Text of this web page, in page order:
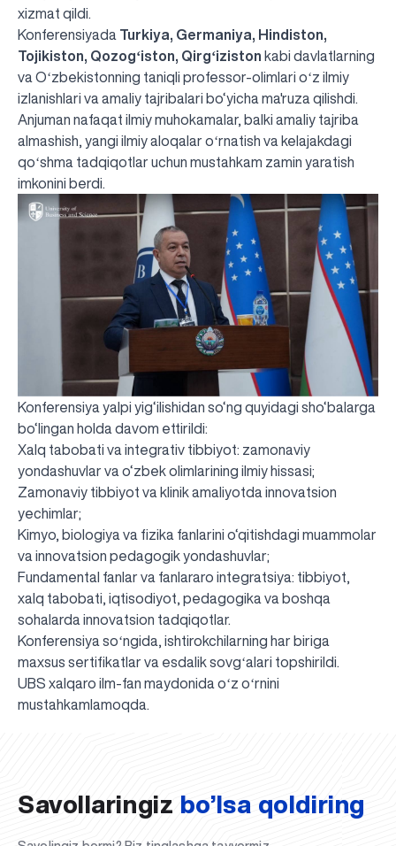
xizmat qildi.
Konferensiyada Turkiya, Germaniya, Hindiston,
Tojikiston, Qozogʻiston, Qirgʻiziston kabi davlatlarning
va Oʻzbekistonning taniqli professor-olimlari oʻz ilmiy
izlanishlari va amaliy tajribalari bo‘yicha ma'ruza qilishdi.
Anjuman nafaqat ilmiy muhokamalar, balki amaliy tajriba
almashish, yangi ilmiy aloqalar oʻrnatish va kelajakdagi
qoʻshma tadqiqotlar uchun mustahkam zamin yaratish
imkonini berdi.
Konferensiya yalpi yig‘ilishidan so‘ng quyidagi sho‘balarga
bo‘lingan holda davom ettirildi:
Xalq tabobati va integrativ tibbiyot: zamonaviy
yondashuvlar va o‘zbek olimlarining ilmiy hissasi;
Zamonaviy tibbiyot va klinik amaliyotda innovatsion
yechimlar;
Kimyo, biologiya va fizika fanlarini o‘qitishdagi muammolar
va innovatsion pedagogik yondashuvlar;
Fundamental fanlar va fanlararo integratsiya: tibbiyot,
xalq tabobati, iqtisodiyot, pedagogika va boshqa
sohalarda innovatsion tadqiqotlar.
Konferensiya soʻngida, ishtirokchilarning har biriga
maxsus sertifikatlar va esdalik sovgʻalari topshirildi.
UBS xalqaro ilm-fan maydonida oʻz oʻrnini
mustahkamlamoqda.
UBS professori "Yangi O‘zbekiston yosh olimlari"
qatoridan joy oldi!
Sevimli "UBS xabarnomasi" gazetamizning yangi soni
nashrdan chiqdi!
UBS faoliyati tahlili va istiqboldagi rejalar
UBS oʻqituvchilari Qirgʻizistonda malaka oshirdi
G‘alaba sari olg‘a, O‘zbekiston!
TAYINLOV
UBS OAVda
UBS va bitiruvchi talabalar viloyat hokimligi tomonidan
taqdirlandi
Til oʻrganishda Ovropacha aytganda "level up" qilishni
xohlaysizmi?
Inson kapitaliga yo‘naltirilgan investitsiya — Yangi
O‘zbekiston taraqqiyotining eng muhim tayanchi
Savollaringiz bo’lsa qoldiring